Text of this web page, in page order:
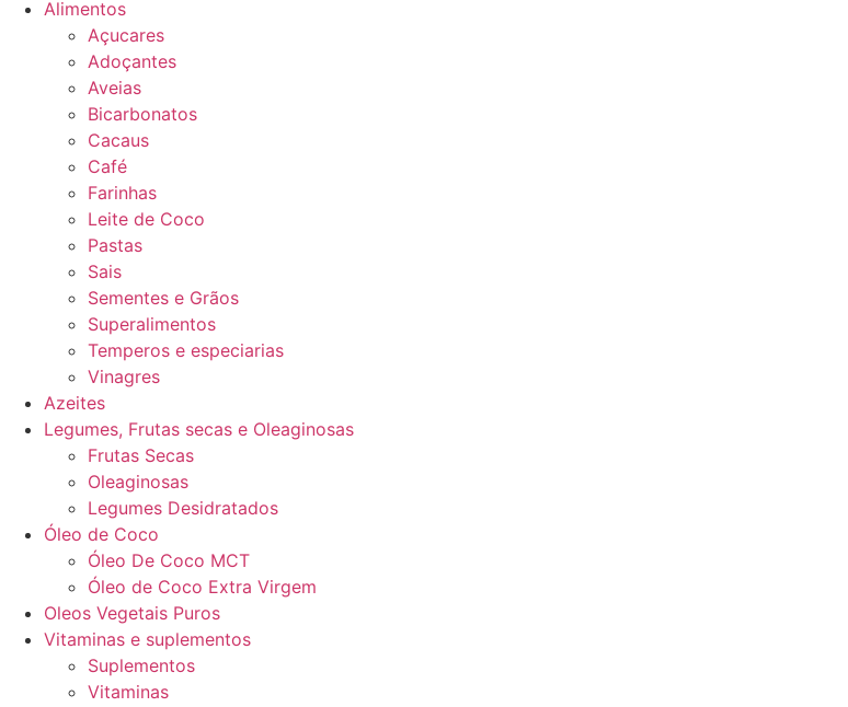
Alimentos
Açucares
Adoçantes
Aveias
Bicarbonatos
Cacaus
Café
Farinhas
Leite de Coco
Pastas
Sais
Sementes e Grãos
Superalimentos
Temperos e especiarias
Vinagres
Azeites
Legumes, Frutas secas e Oleaginosas
Frutas Secas
Oleaginosas
Legumes Desidratados
Óleo de Coco
Óleo De Coco MCT
Óleo de Coco Extra Virgem
Oleos Vegetais Puros
Vitaminas e suplementos
Suplementos
Vitaminas